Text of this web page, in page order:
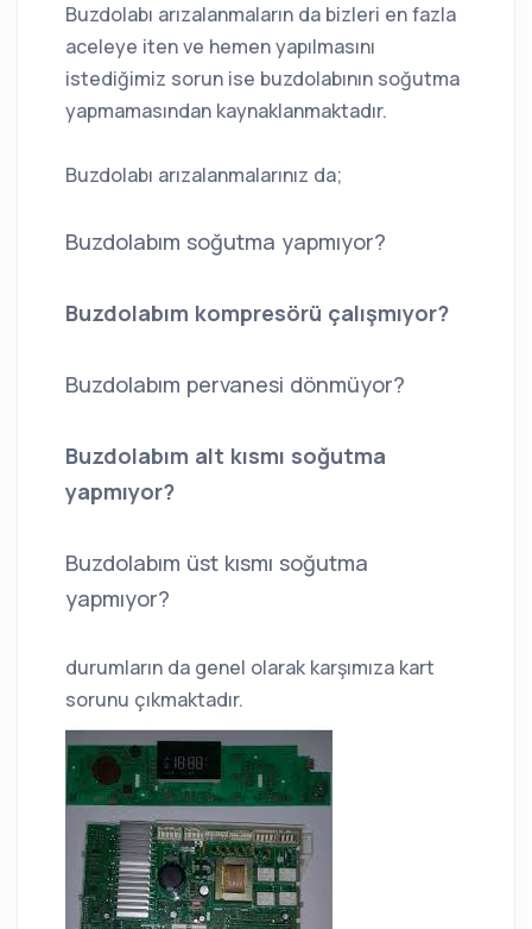
Buzdolabı arızalanmaların da bizleri en fazla
aceleye iten ve hemen yapılmasını
istediğimiz sorun ise buzdolabının soğutma
yapmamasından kaynaklanmaktadır.
Buzdolabı arızalanmalarınız da;
Buzdolabım soğutma yapmıyor?
Buzdolabım kompresörü çalışmıyor?
Buzdolabım pervanesi dönmüyor?
Buzdolabım alt kısmı soğutma
yapmıyor?
Buzdolabım üst kısmı soğutma
yapmıyor?
durumların da genel olarak karşımıza kart
sorunu çıkmaktadır.